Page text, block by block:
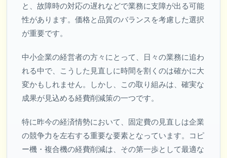
と、故障時の対応の遅れなどで業務に支障が出る可能
性があります。価格と品質のバランスを考慮した選択
が重要です。
中小企業の経営者の方々にとって、日々の業務に追わ
れる中で、こうした見直しに時間を割くのは確かに大
変かもしれません。しかし、この取り組みは、確実な
成果が見込める経費削減策の一つです。
特に昨今の経済情勢において、固定費の見直しは企業
の競争力を左右する重要な要素となっています。コピ
ー機・複合機の経費削減は、その第一歩として最適な